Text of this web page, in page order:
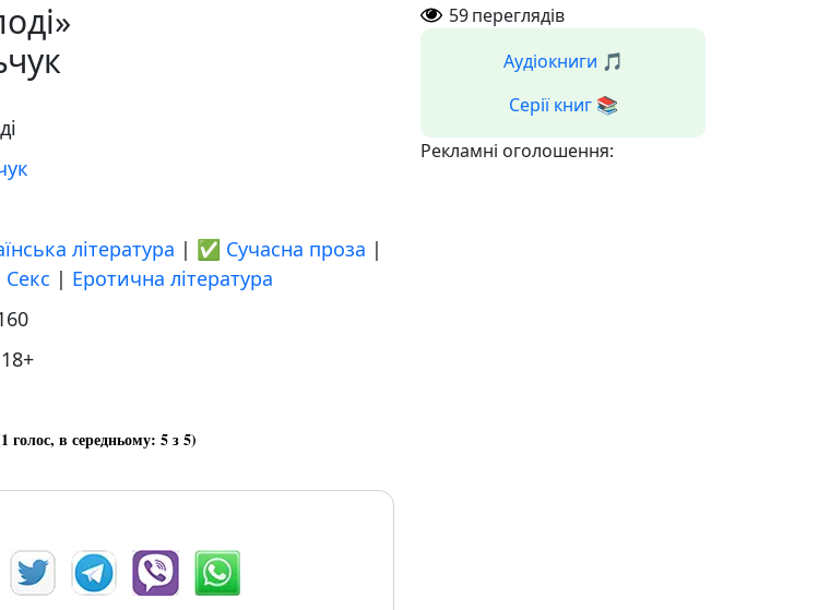
література | ✅ Сучасна проза |
| Еротична література
18+
1 голос, в середньому: 5з 5)
59переглядів
Аудіокниги 🎵
Серії книг 📚
Рекламні оголошення: